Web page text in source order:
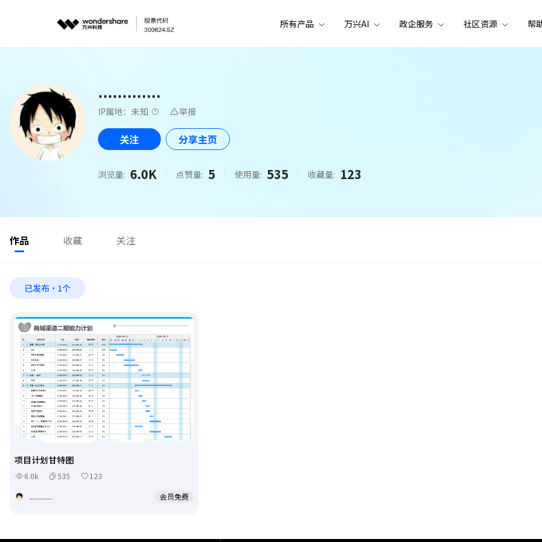
所有产品 万兴AI 政企服务 社区资源 帮
.............
IP属地：未知 举报
关注 分享主页
浏览量: 6.0K 点赞量: 5 使用量: 535 收藏量: 123
作品 收藏 关注
已发布·1个
项目计划甘特图
6.0k 535
123
.............
会员免费